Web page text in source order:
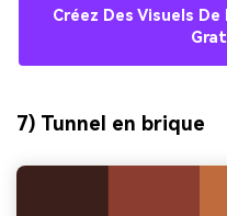
Créez Des Visuels
7) Tunnel en brique